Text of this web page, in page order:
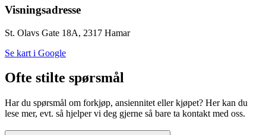
Visningsadresse
St. Olavs Gate 18A, 2317 Hamar
Se kart i Google
Ofte stilte spørsmål
Har du spørsmål om forkjøp, ansiennitet eller kjøpet? Her kan du
lese mer, evt. så hjelper vi deg gjerne så bare ta kontakt med oss.